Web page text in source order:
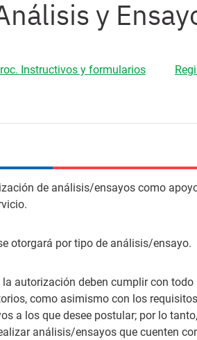
y
Instructivos y formularios
de análisis/ensayos como
otorgará por tipo de análisis/ensayo.
autorización deben cumplir con todo
como asimismo con los
a los que desee postular; por lo
análisis/ensayos que cuenten